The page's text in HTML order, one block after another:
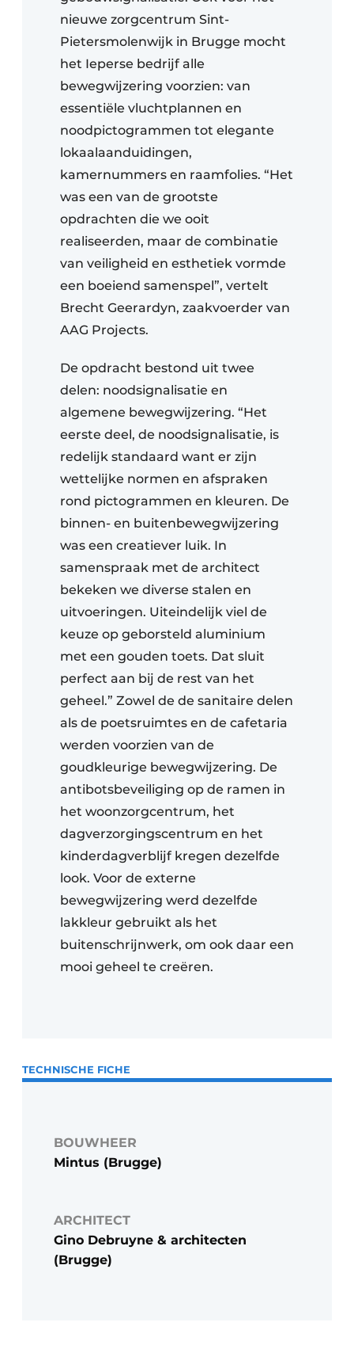
nieuwe zorgcentrum Sint-
Pietersmolenwijk in Brugge mocht
het Ieperse bedrijf alle
bewegwijzering voorzien: van
essentiële vluchtplannen en
noodpictogrammen tot elegante
lokaalaanduidingen,
kamernummers en raamfolies. “Het
was een van de grootste
opdrachten die we ooit
realiseerden, maar de combinatie
van veiligheid en esthetiek vormde
een boeiend samenspel”, vertelt
Brecht Geerardyn, zaakvoerder van
AAG Projects.
De opdracht bestond uit twee
delen: noodsignalisatie en
algemene bewegwijzering. “Het
eerste deel, de noodsignalisatie, is
redelijk standaard want er zijn
wettelijke normen en afspraken
rond pictogrammen en kleuren. De
binnen- en buitenbewegwijzering
was een creatiever luik. In
samenspraak met de architect
bekeken we diverse stalen en
uitvoeringen. Uiteindelijk viel de
keuze op geborsteld aluminium
met een gouden toets. Dat sluit
perfect aan bij de rest van het
geheel.” Zowel de de sanitaire delen
als de poetsruimtes en de cafetaria
werden voorzien van de
goudkleurige bewegwijzering. De
antibotsbeveiliging op de ramen in
het woonzorgcentrum, het
dagverzorgingscentrum en het
kinderdagverblijf kregen dezelfde
look. Voor de externe
bewegwijzering werd dezelfde
lakkleur gebruikt als het
buitenschrijnwerk, om ook daar een
mooi geheel te creëren.
TECHNISCHE FICHE
BOUWHEER
Mintus (Brugge)
ARCHITECT
Gino Debruyne & architecten
(Brugge)